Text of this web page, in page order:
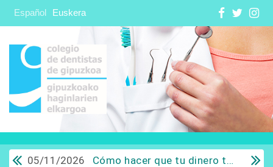
Español Euskera
05/11/2026 Cómo hacer que tu dinero trabaje para ti: Del ahorro a la inversión con sentido común.